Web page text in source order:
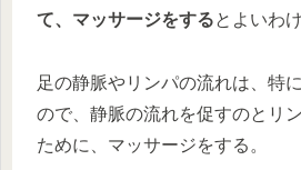
て、マッサージをするとよいわ
足の静脈やリンパの流れは、特
ので、静脈の流れを促すのとリ
ために、マッサージをする。